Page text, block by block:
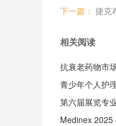
下一篇：
相关阅读
抗衰老药物市
青少年个人护
第六届展览专
Medinex 2025